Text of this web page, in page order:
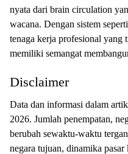
nyata dari brain circulation
wacana. Dengan sistem
tenaga kerja profesional yang
memiliki semangat
Disclaimer
Data dan informasi dalam
2026. Jumlah penempatan,
berubah sewaktu-waktu
negara tujuan, dinamika